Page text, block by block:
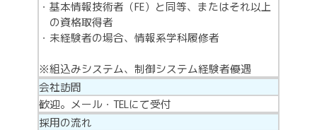
基本情報技術者（FE）と同等、またはそれ以上
の資格取得者
未経験者の場合、情報系学科履修者
※組込みシステム、制御システム経験者優遇
会社訪問
歓迎。メール・TELにて受付
採用の流れ